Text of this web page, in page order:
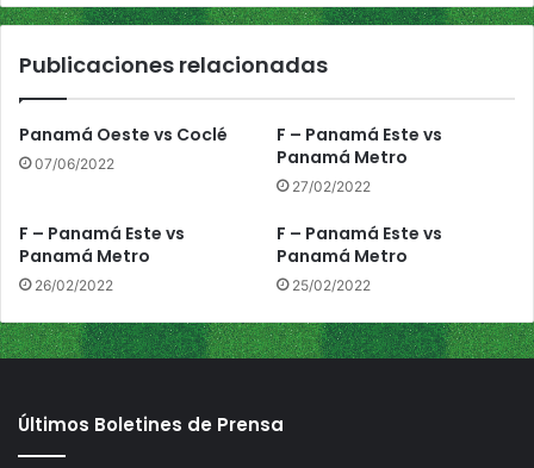
t
o
a
a
e
ó
Publicaciones relacionadas
Panamá Oeste vs Coclé
07/06/2022
F – Panamá Este vs
Panamá Metro
27/02/2022
F – Panamá Este vs
Panamá Metro
26/02/2022
F – Panamá Este vs
Panamá Metro
25/02/2022
Últimos Boletines de Prensa